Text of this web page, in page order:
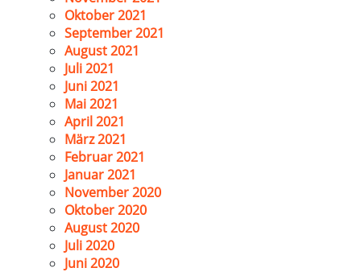
Oktober 2021
September 2021
August 2021
Juli 2021
Juni 2021
Mai 2021
April 2021
März 2021
Februar 2021
Januar 2021
November 2020
Oktober 2020
August 2020
Juli 2020
Juni 2020